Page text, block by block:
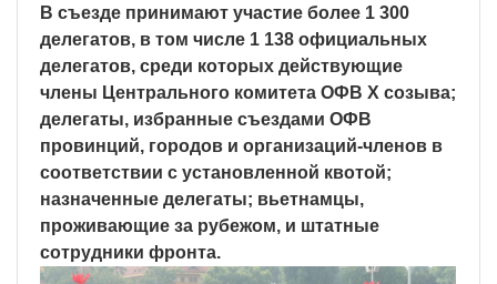
В съезде принимают участие более 1 300
делегатов, в том числе 1 138 официальных
делегатов, среди которых действующие
члены Центрального комитета ОФВ X созыва;
делегаты, избранные съездами ОФВ
провинций, городов и организаций-членов в
соответствии с установленной квотой;
назначенные делегаты; вьетнамцы,
проживающие за рубежом, и штатные
сотрудники фронта.